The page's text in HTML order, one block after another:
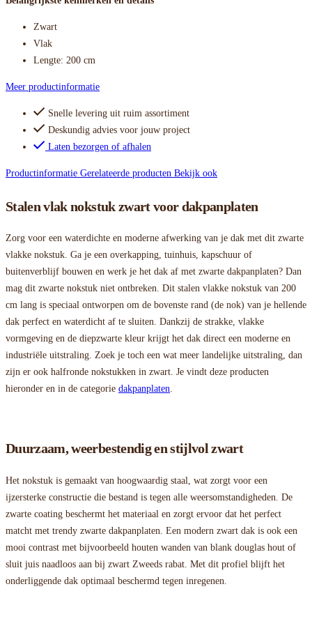
Zwart
Vlak
Lengte: 200 cm
Meer productinformatie
Snelle levering uit ruim assortiment
Deskundig advies voor jouw project
Laten bezorgen of afhalen
Productinformatie Gerelateerde producten Bekijk ook
Stalen vlak nokstuk zwart voor dakpanplaten
Zorg voor een waterdichte en moderne afwerking van je dak met dit zwarte
vlakke nokstuk. Ga je een overkapping, tuinhuis, kapschuur of
buitenverblijf bouwen en werk je het dak af met zwarte dakpanplaten? Dan
mag dit zwarte nokstuk niet ontbreken. Dit stalen vlakke nokstuk van 200
cm lang is speciaal ontworpen om de bovenste rand (de nok) van je hellende
dak perfect en waterdicht af te sluiten. Dankzij de strakke, vlakke
vormgeving en de diepzwarte kleur krijgt het dak direct een moderne en
industriële uitstraling. Zoek je toch een wat meer landelijke uitstraling, dan
zijn er ook halfronde nokstukken in zwart. Je vindt deze producten
hieronder en in de categorie dakpanplaten.
Duurzaam, weerbestendig en stijlvol zwart
Het nokstuk is gemaakt van hoogwaardig staal, wat zorgt voor een
ijzersterke constructie die bestand is tegen alle weersomstandigheden. De
zwarte coating beschermt het materiaal en zorgt ervoor dat het perfect
matcht met trendy zwarte dakpanplaten. Een modern zwart dak is ook een
mooi contrast met bijvoorbeeld houten wanden van blank douglas hout of
sluit juis naadloos aan bij zwart Zweeds rabat. Met dit profiel blijft het
onderliggende dak optimaal beschermd tegen inregenen.